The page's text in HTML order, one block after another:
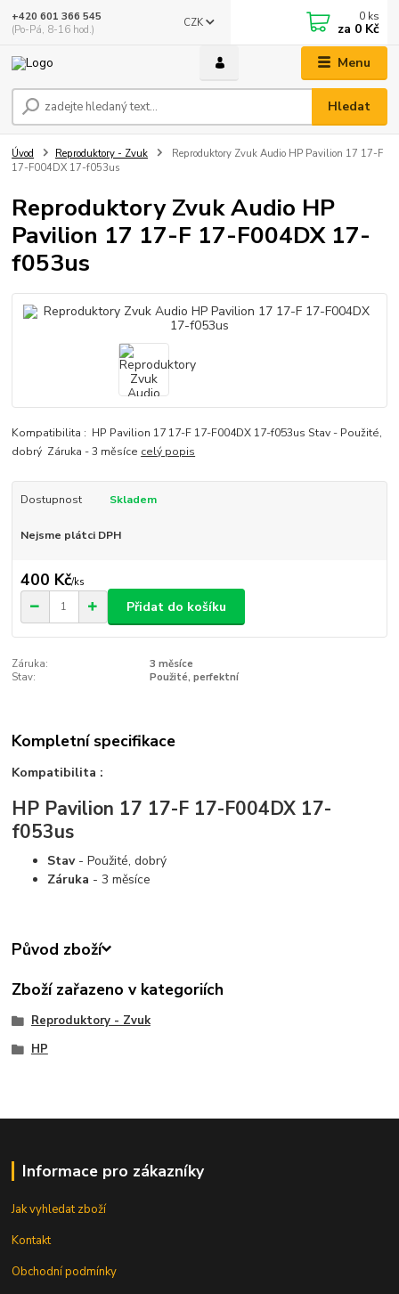
Menu
CZK
Hledat
+420 601 366 545
(Po-Pá, 8-16 hod.)
0 ks
za 0 Kč
Úvod Reproduktory - Zvuk
Reproduktory Zvuk Audio HP Pavilion 17 17-F
17-F004DX 17-f053us
Reproduktory Zvuk Audio HP
Pavilion 17 17-F 17-F004DX 17-
f053us
Kompatibilita : HP Pavilion 17 17-F 17-F004DX 17-f053us Stav - Použité,
dobrý Záruka - 3 měsíce celý popis
Dostupnost Skladem
Nejsme plátci DPH
400 Kč/ks
Přidat do košíku
Záruka:
3 měsíce
Stav:
Použité, perfektní
Kompletní specifikace
Kompatibilita :
HP Pavilion 17 17-F 17-F004DX 17-
f053us
Stav - Použité, dobrý
Záruka - 3 měsíce
Původ zboží
Zboží zařazeno v kategoriích
Reproduktory - Zvuk
HP
Informace pro zákazníky
Jak vyhledat zboží
Kontakt
Obchodní podmínky